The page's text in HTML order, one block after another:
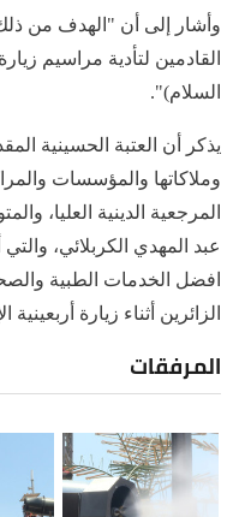
وأشار إلى أن "الهدف من ذلك
القادمين لتأدية مراسيم
السلام)".
يذكر أن العتبة الحسينية
وملاكاتها والمؤسسات
المرجعية الدينية العليا،
عبد المهدي الكربلائي،
افضل الخدمات الطبية
الزائرين أثناء زيارة
المرفقات